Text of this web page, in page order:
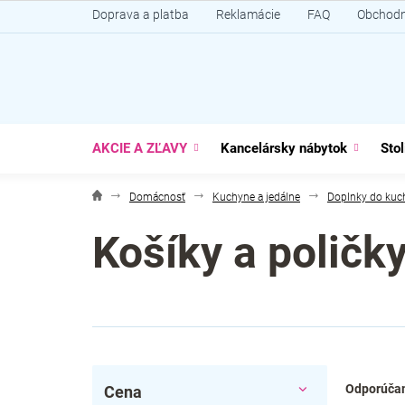
na
Doprava a platba Reklamácie FAQ
AKCIE A ZĽAVY Kancelársky nábytok
Domácnosť Kuchyne a jedálne Doplnky do
Košíky a
Cena
a